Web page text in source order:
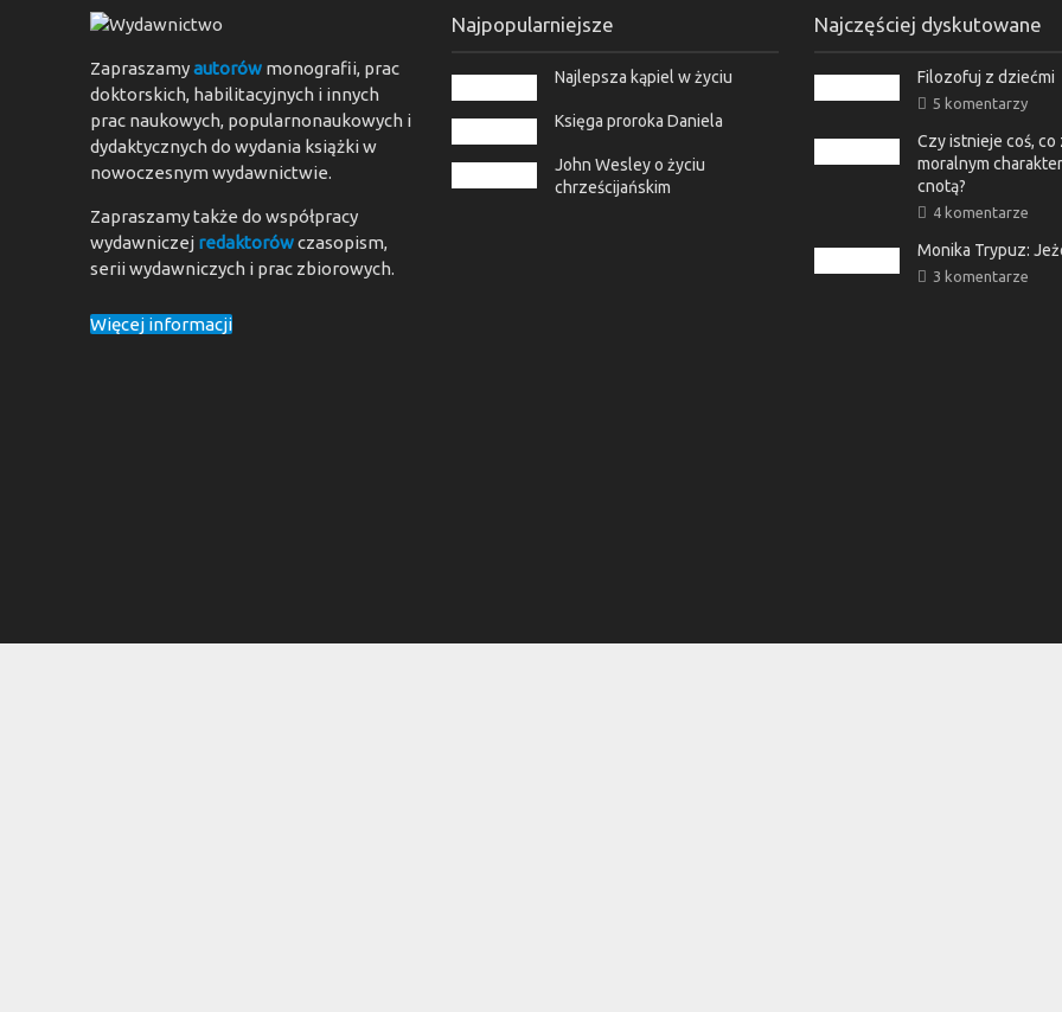
Zapraszamyautorówmonografii, prac
doktorskich, habilitacyjnych i innych
prac naukowych, popularnonaukowych i
dydaktycznych do wydania książki w
nowoczesnym wydawnictwie.
Zapraszamy także do współpracy
wydawniczej redaktorówczasopism,
serii wydawniczych i prac zbiorowych.
Więcej informacji
Najpopularniejsze
Najlepsza kąpiel w życiu
Księga proroka Daniela
John Wesley o życiu
chrześcijańskim
Najczęściej dyskutowane
Filozofuj z dziećmi
5 komentarzy
Czy istnieje coś, co
moralnym
cnotą?
4 komentarze
Monika Trypuz:
3 komentarze